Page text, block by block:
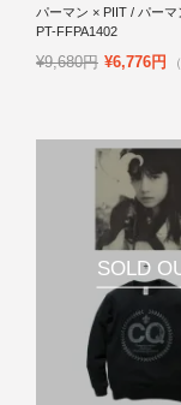
パーマン × PIIT / パーマ
PT-FFPA1402
¥9,680円 ¥6,776円
SOLD